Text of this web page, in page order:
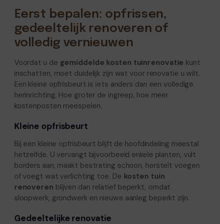
Eerst bepalen: opfrissen,
gedeeltelijk renoveren of
volledig vernieuwen
Voordat u de gemiddelde kosten tuinrenovatie kunt
inschatten, moet duidelijk zijn wat voor renovatie u wilt.
Een kleine opfrisbeurt is iets anders dan een volledige
herinrichting. Hoe groter de ingreep, hoe meer
kostenposten meespelen.
Kleine opfrisbeurt
Bij een kleine opfrisbeurt blijft de hoofdindeling meestal
hetzelfde. U vervangt bijvoorbeeld enkele planten, vult
borders aan, maakt bestrating schoon, herstelt voegen
of voegt wat verlichting toe. De kosten tuin
renoveren blijven dan relatief beperkt, omdat
sloopwerk, grondwerk en nieuwe aanleg beperkt zijn.
Gedeeltelijke renovatie